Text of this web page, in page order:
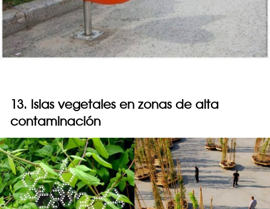
13. Islas vegetales en zonas de alta
contaminación